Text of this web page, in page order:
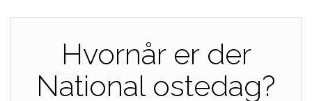
Hvornår er der
National ostedag?